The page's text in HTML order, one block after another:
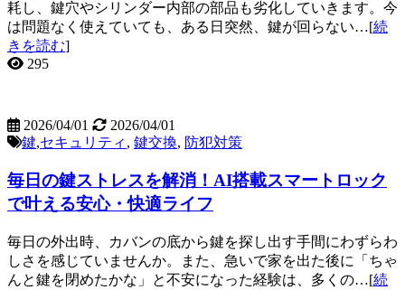
耗し、鍵穴やシリンダー内部の部品も劣化していきます。今
は問題なく使えていても、ある日突然、鍵が回らない…[続
きを読む]
295
2026/04/01
2026/04/01
鍵,セキュリティ , 鍵交換, 防犯対策
毎日の鍵ストレスを解消！AI搭載スマートロック
で叶える安心・快適ライフ
毎日の外出時、カバンの底から鍵を探し出す手間にわずらわ
しさを感じていませんか。また、急いで家を出た後に「ちゃ
んと鍵を閉めたかな」と不安になった経験は、多くの…[続